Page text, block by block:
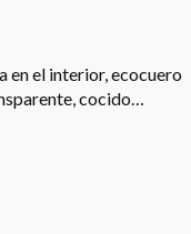
en el interior, ecocuero
cocido…